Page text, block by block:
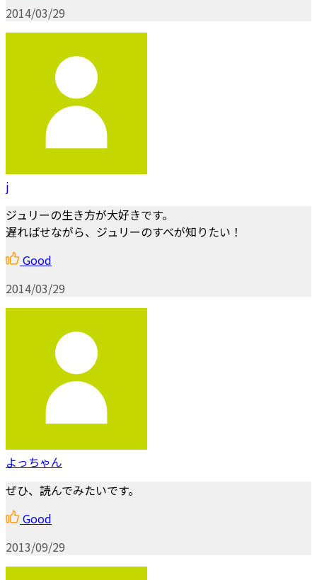
2014/03/29
j
ジュリーの生き方が大好きです。
遅ればせながら、ジュリーのすべが知りたい！
Good
2014/03/29
よっちゃん
ぜひ、読んでみたいです。
Good
2013/09/29